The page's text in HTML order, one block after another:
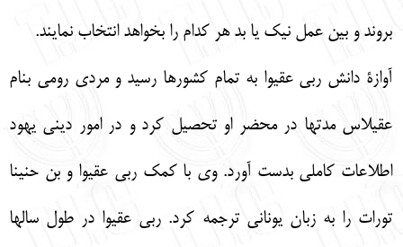
بروند و بين عمل نيك يا بد هر كدام را بخواهد انتخاب نمايند.
آوازة دانش ربي عقيوا به تمام كشورها رسيد و مردي رومي بنام
عقيلاس مدتها در محضر او تحصيل كرد و در امور ديني يهود
اطلاعات كاملي بدست آورد. وي با كمك ربي عقيوا و بن حنينا
تورات را به زبان يوناني ترجمه كرد. ربي عقيوا در طول سالها